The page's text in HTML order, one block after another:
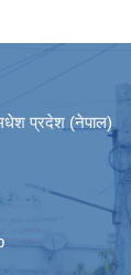
प्रदेश (नेपाल)